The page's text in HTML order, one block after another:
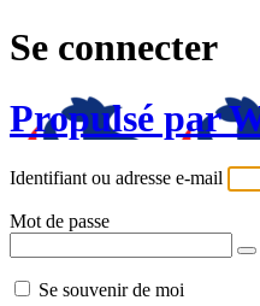
Se connecter
Propulsé par
Identifiant ou adresse e-mail
Mot de passe
Se souvenir de moi